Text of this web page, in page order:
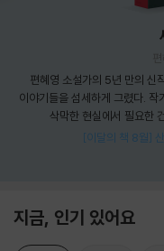
편혜영 소설가의 5년 만의 신
이야기들을 섬세하게 그렸다. 작
삭막한 현실에서 필요한
[이달의 책 8월]
지금, 인기 있어요